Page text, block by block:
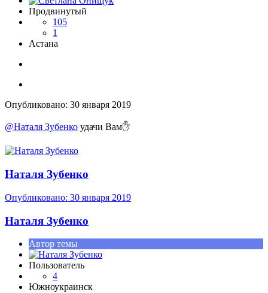
Продвинутый
105
1
Астана
Опубликовано: 30 января 2019
@Наталя Зубенко удачи Вам✋
Наталя Зубенко
Опубликовано: 30 января 2019
Наталя Зубенко
Автор темы
Пользователь
4
Южноукраинск